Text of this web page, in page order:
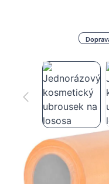
Jednorázový
lososa